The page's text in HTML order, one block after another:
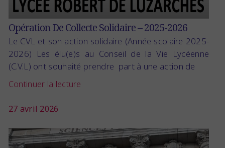
Opération De Collecte Solidaire – 2025-2026
Le CVL et son action solidaire (Année scolaire 2025-
2026) Les élu(e)s au Conseil de la Vie Lycéenne
(C.V.L) ont souhaité prendre part à une action de
Continuer la lecture
27 avril 2026